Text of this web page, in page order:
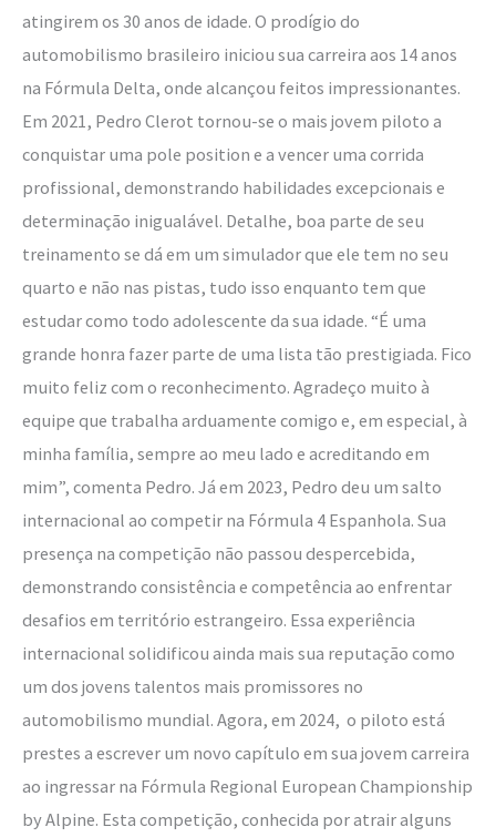
atingirem os 30 anos de idade. O prodígio do
automobilismo brasileiro iniciou sua carreira aos 14 anos
na Fórmula Delta, onde alcançou feitos impressionantes.
Em 2021, Pedro Clerot tornou-se o mais jovem piloto a
conquistar uma pole position e a vencer uma corrida
profissional, demonstrando habilidades excepcionais e
determinação inigualável. Detalhe, boa parte de seu
treinamento se dá em um simulador que ele tem no seu
quarto e não nas pistas, tudo isso enquanto tem que
estudar como todo adolescente da sua idade. “É uma
grande honra fazer parte de uma lista tão prestigiada. Fico
muito feliz com o reconhecimento. Agradeço muito à
equipe que trabalha arduamente comigo e, em especial, à
minha família, sempre ao meu lado e acreditando em
mim”, comenta Pedro. Já em 2023, Pedro deu um salto
internacional ao competir na Fórmula 4 Espanhola. Sua
presença na competição não passou despercebida,
demonstrando consistência e competência ao enfrentar
desafios em território estrangeiro. Essa experiência
internacional solidificou ainda mais sua reputação como
um dos jovens talentos mais promissores no
automobilismo mundial. Agora, em 2024, o piloto está
prestes a escrever um novo capítulo em sua jovem carreira
ao ingressar na Fórmula Regional European Championship
by Alpine. Esta competição, conhecida por atrair alguns